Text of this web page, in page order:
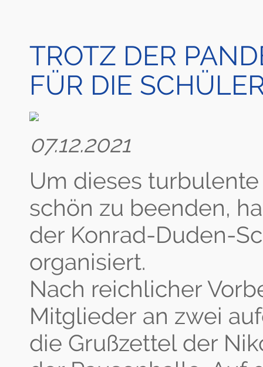
TROTZ DER
FÜR DIE
07.12.2021
Um dieses
schön zu beenden,
der Konrad-Duden-
organisiert.
Nach reichlicher
Mitglieder an zwei
die Grußzettel der